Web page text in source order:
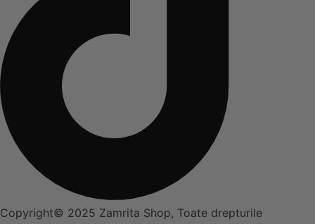
Copyright© 2025 Zamrita Shop, Toate drepturile